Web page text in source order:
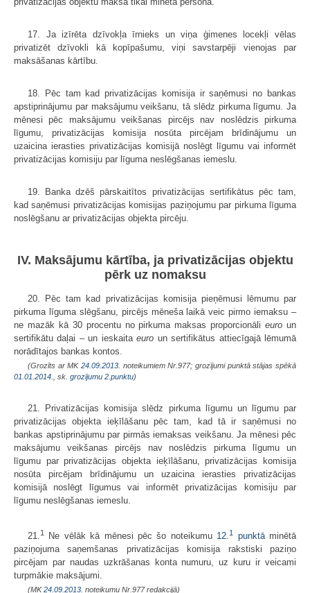
17. Ja izīrēta dzīvokļa īrnieks un viņa ģimenes locekļi vēlas
privatizēt dzīvokli kā kopīpašumu, viņi savstarpēji vienojas par
maksāšanas kārtību.
18. Pēc tam kad privatizācijas komisija ir saņēmusi no bankas
apstiprinājumu par maksājumu veikšanu, tā slēdz pirkuma līgumu. Ja
mēnesi pēc maksājumu veikšanas pircējs nav noslēdzis pirkuma
līgumu, privatizācijas komisija nosūta pircējam brīdinājumu un
uzaicina ierasties privatizācijas komisijā noslēgt līgumu vai informēt
privatizācijas komisiju par līguma neslēgšanas iemeslu.
19. Banka dzēš pārskaitītos privatizācijas sertifikātus pēc tam,
kad saņēmusi privatizācijas komisijas paziņojumu par pirkuma līguma
noslēgšanu ar privatizācijas objekta pircēju.
IV. Maksājumu kārtība, ja privatizācijas objektu
pērk uz nomaksu
20. Pēc tam kad privatizācijas komisija pieņēmusi lēmumu par
pirkuma līguma slēgšanu, pircējs mēneša laikā veic pirmo iemaksu –
ne mazāk kā 30 procentu no pirkuma maksas proporcionālieuro un
sertifikātu daļai – un ieskaitaeuro un sertifikātus attiecīgajā lēmumā
norādītajos bankas kontos.
(Grozīts ar MK 24.09.2013. noteikumiem Nr.977; grozījumi punktā stājas spēkā
01.01.2014.
, sk. grozījumu 2.punktu)
21. Privatizācijas komisija slēdz pirkuma līgumu un līgumu par
privatizācijas objekta ieķīlāšanu pēc tam, kad tā ir saņēmusi no
bankas apstiprinājumu par pirmās iemaksas veikšanu. Ja mēnesi pēc
maksājumu veikšanas pircējs nav noslēdzis pirkuma līgumu un
līgumu par privatizācijas objekta ieķīlāšanu, privatizācijas komisija
nosūta pircējam brīdinājumu un uzaicina ierasties privatizācijas
komisijā noslēgt līgumus vai informēt privatizācijas komisiju par
līgumu neslēgšanas iemeslu.
21.1 Ne vēlāk kā mēnesi pēc šo noteikumu 12.1 punktāminētā
paziņojuma saņemšanas privatizācijas komisija rakstiski paziņo
pircējam par naudas uzkrāšanas konta numuru, uz kuru ir veicami
turpmākie maksājumi.
(MK24.09.2013. noteikumu Nr.977 redakcijā)